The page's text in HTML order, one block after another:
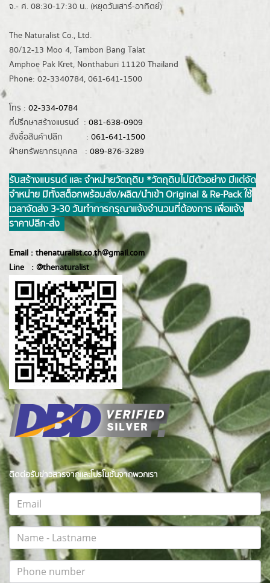
จ.- ศ. 08:30-17:30 น.. (หยุดวันเสาร์-อาทิตย์)
The Naturalist Co., Ltd.
80/12-13 Moo 4, Tambon Bang Talat
Amphoe Pak Kret, Nonthaburi 11120 Thailand
Phone: 02-3340784, 061-641-1500
โทร : 02-334-0784
ที่ปรึกษาสร้างแบรนด์ : 081-638-0909
สั่งซื้อสินค้าปลีก : 061-641-1500
ฝ่ายทรัพยากรบุคคล : 089-876-3289
รับสร้างแบรนด์ และ จำหน่ายวัตถุดิบ *วัตถุดิบไม่มีตัวอย่าง มีแต่จัด
จำหน่าย มีทั้งสต็อกพร้อมส่ง/ผลิต/นำเข้า Original & Re-Pack ใช้
เวลาจัดส่ง 3-30 วันทำการ กรุณาแจ้งจำนวนที่ต้องการ เพื่อแจ้ง
ราคาปลีก-ส่ง
Email : thenaturalist.co.th@gmail.com
Line : @thenaturalist
ติดต่อรับข่าวสารจากและโปรโมชั่นจากพวกเรา